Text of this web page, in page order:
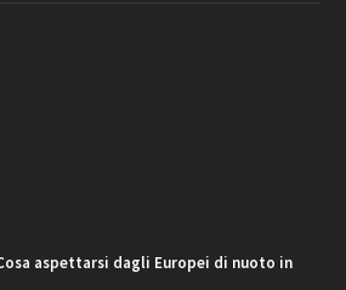
aspettarsi dagli Europei di nuoto in